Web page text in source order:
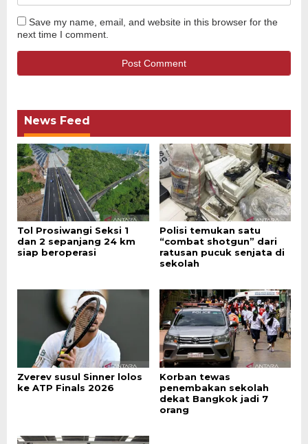
Save my name, email, and website in this browser for the
next time I comment.
News Feed
Tol Prosiwangi Seksi 1
dan 2 sepanjang 24 km
siap beroperasi
Polisi temukan satu
“combat shotgun” dari
ratusan pucuk senjata di
sekolah
Zverev susul Sinner lolos
ke ATP Finals 2026
Korban tewas
penembakan sekolah
dekat Bangkok jadi 7
orang